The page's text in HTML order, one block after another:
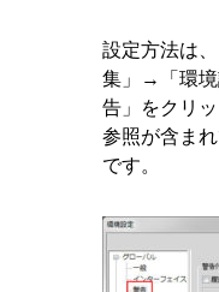
設定方法は
集」→「環
告」をクリ
参照が含ま
です。